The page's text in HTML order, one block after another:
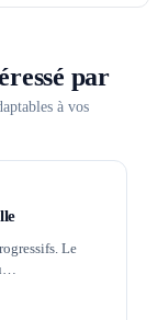
par
à vos
Le